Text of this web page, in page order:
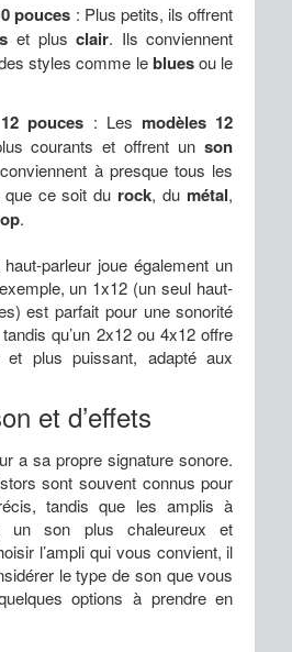
pouces : Plus petits, ils offrent
et plusclair. Ils conviennent
styles comme lebluesou le
pouces : Les modèles 12
courants et offrent unson
à presque tous les
ce soit du rock, du métal,
.
parleur joue également un
un 1x12 (un seul haut-
est parfait pour une sonorité
qu’un 2x12 ou 4x12 offre
plus puissant, adapté aux
et d’effets
a sa propre signature sonore.
sont souvent connus pour
tandis que les amplis à
un son plus chaleureux et
l’ampli qui vous convient, il
le type de son que vous
options à prendre en